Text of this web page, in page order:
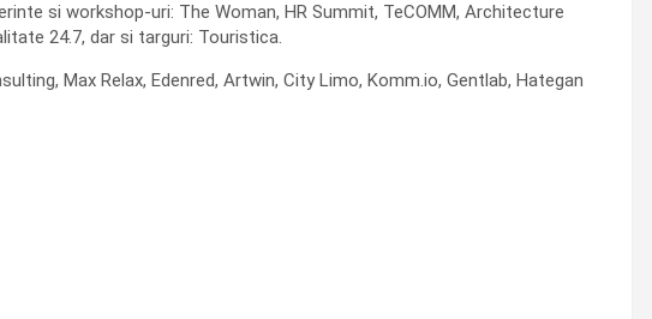
si workshop-uri: The Woman, HR Summit, TeCOMM, Architecture
24.7, dar si targuri: Touristica.
Max Relax, Edenred, Artwin, City Limo, Komm.io, Gentlab, Hategan